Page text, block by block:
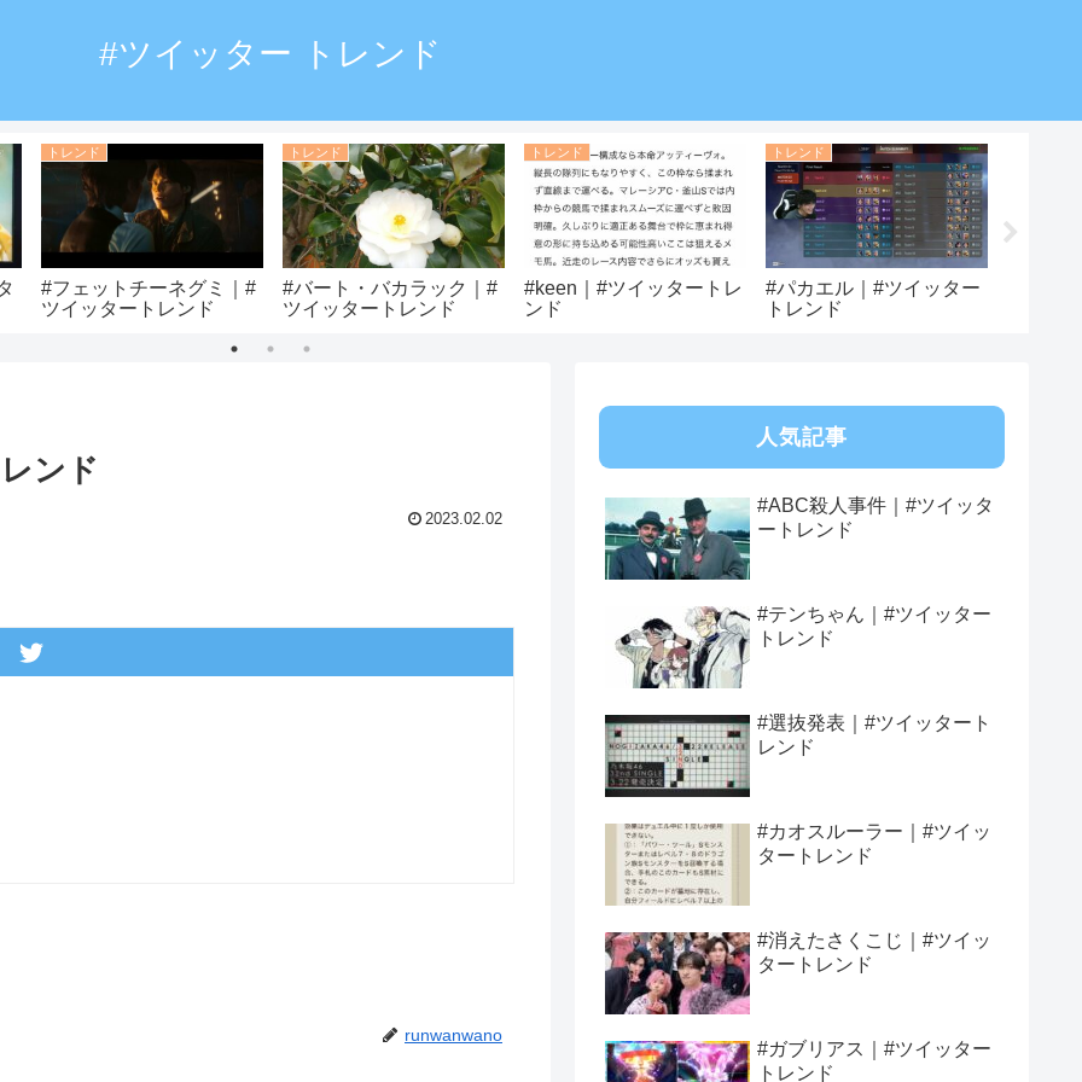
#ツイッター トレンド
トレンド
#フェットチーネグミ｜#
ツイッタートレンド
トレンド
#バート・バカラック｜#
ツイッタートレンド
トレンド
#keen｜#ツイッタートレ
ンド
トレンド
#パカエル｜#ツイッター
トレンド
ンド
2023.02.02
runwanwano
人気記事
#ABC殺人事件｜#ツイッタ
ートレンド
#テンちゃん｜#ツイッター
トレンド
#選抜発表｜#ツイッタート
レンド
#カオスルーラー｜#ツイッ
タートレンド
#消えたさくこじ｜#ツイッ
タートレンド
#ガブリアス｜#ツイッター
トレンド